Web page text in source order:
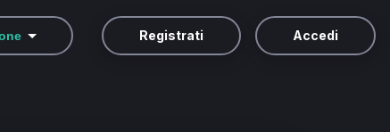
Registrati Accedi